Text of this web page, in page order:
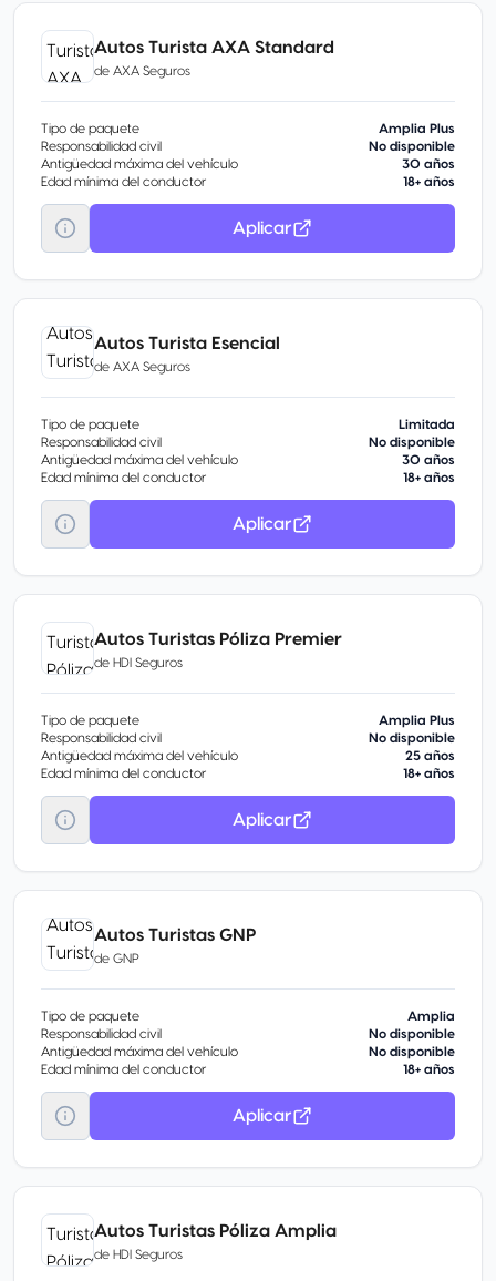
Autos Turista AXA Standard
de AXA Seguros
Tipo de paquete
Amplia Plus
Responsabilidad civil
No disponible
Antigüedad máxima del vehículo
30 años
Edad mínima del conductor
18+ años
Aplicar
Autos Turista Esencial
de AXA Seguros
Tipo de paquete
Limitada
Responsabilidad civil
No disponible
Antigüedad máxima del vehículo
30 años
Edad mínima del conductor
18+ años
Aplicar
Autos Turistas Póliza Premier
de HDI Seguros
Tipo de paquete
Amplia Plus
Responsabilidad civil
No disponible
Antigüedad máxima del vehículo
25 años
Edad mínima del conductor
18+ años
Aplicar
Autos Turistas GNP
de GNP
Tipo de paquete
Amplia
Responsabilidad civil
No disponible
Antigüedad máxima del vehículo
No disponible
Edad mínima del conductor
18+ años
Aplicar
Autos Turistas Póliza Amplia
de HDI Seguros